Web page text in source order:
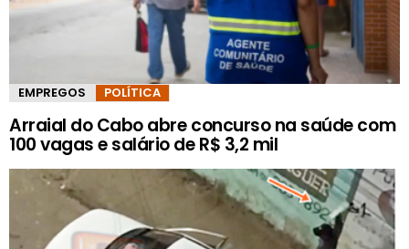
EMPREGOS POLÍTICA
Arraial do Cabo abre concurso na saúde com
100 vagas e salário de R$ 3,2 mil